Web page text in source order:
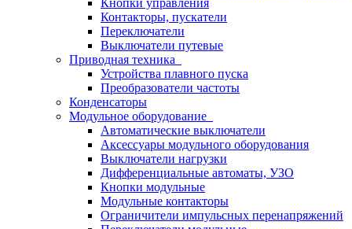
Кнопки управления
Контакторы, пускатели
Переключатели
Выключатели путевые
Приводная техника
Устройства плавного пуска
Преобразователи частоты
Конденсаторы
Модульное оборудование
Автоматические выключатели
Аксессуары модульного оборудования
Выключатели нагрузки
Дифференциальные автоматы, УЗО
Кнопки модульные
Модульные контакторы
Ограничители импульсных перенапряжений